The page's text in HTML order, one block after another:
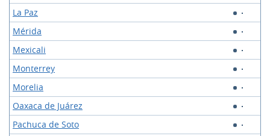
La Paz
Mérida
Mexicali
Monterrey
Morelia
Oaxaca de Juárez
Pachuca de Soto